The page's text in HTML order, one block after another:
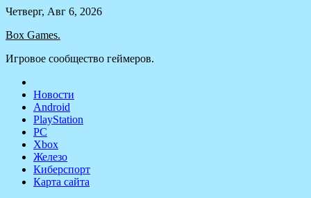
Skip
content
Четверг, Авг 6, 2026
Box Games.
Игровое сообщество геймеров.
Новости
Android
PlayStation
PC
Xbox
Железо
Киберспорт
Карта сайта